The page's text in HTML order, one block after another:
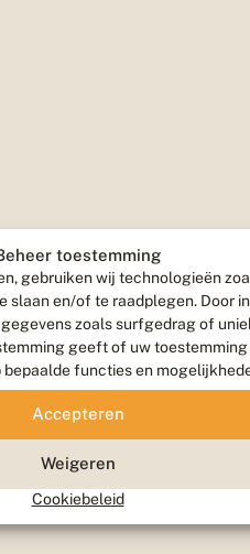
toestemming
gebruiken wij technologieën
slaan en/of te raadplegen. Door
zoals surfgedrag of
geeft of uw
functies en
Accepteren
Weigeren
Cookiebeleid